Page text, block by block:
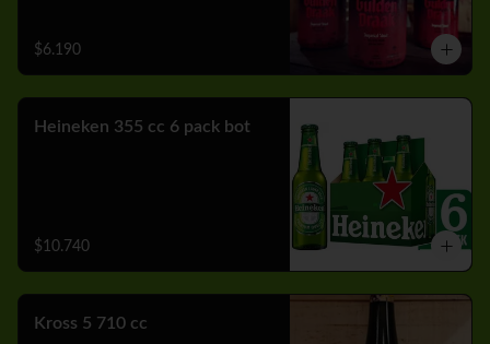
$6.190
Heineken 355 cc 6 pack bot
$10.740
Kross 5 710 cc